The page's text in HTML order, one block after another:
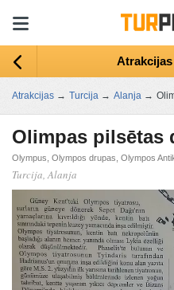
Atrakcijas
Atrakcijas → Turcija → Alanja →
Olimpas pilsētas
Olympus, Olympos drupas, Olympos
Turcija, Alanja